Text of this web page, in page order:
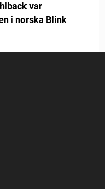
var
i norska Blink